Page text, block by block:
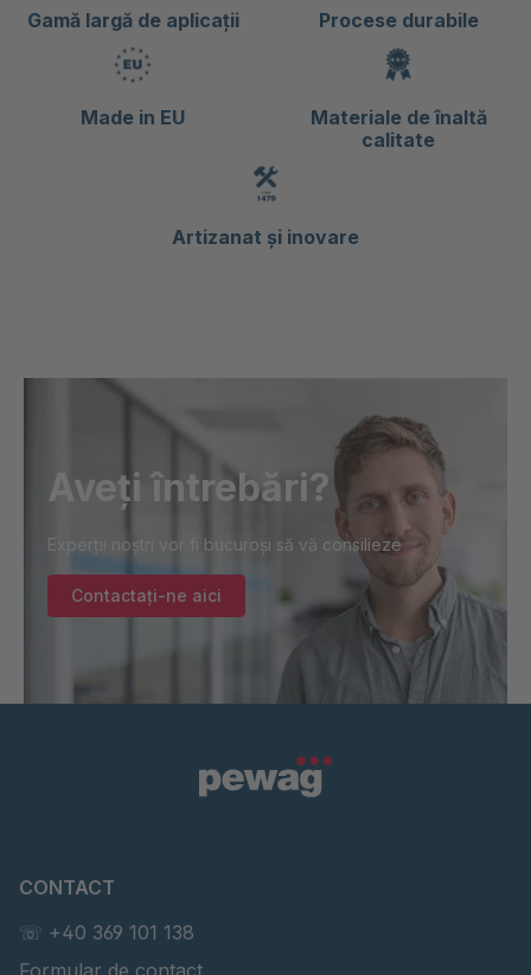
Gamă largă de aplicații Procese durabile
Made in EU
Materiale de înaltă
calitate
Artizanat și inovare
Aveți întrebări?
Experții noștri vor fi bucuroși să vă consilieze
Contactați-ne aici
CONTACT
☏ +40 369 101 138